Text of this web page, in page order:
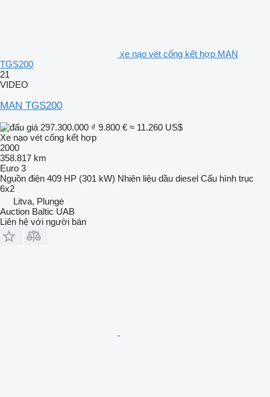
xe nạo vét cống kết hợp MAN
TGS200
21
VIDEO
MAN TGS200
297.300.000 ₫ 9.800 € ≈ 11.260 US$
Xe nạo vét cống kết hợp
2000
358.817 km
Euro 3
Nguồn điện 409 HP (301 kW) Nhiên liệu dầu diesel Cấu hình trục
6x2
Litva, Plungė
Auction Baltic UAB
Liên hệ với người bán